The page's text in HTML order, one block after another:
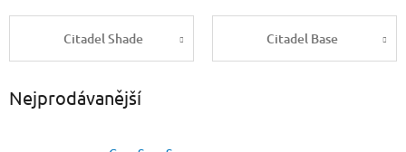
Citadel Shade Citadel Base
Nejprodávanější